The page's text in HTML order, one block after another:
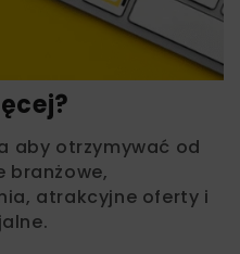
aby otrzymywać od
branżowe,
atrakcyjne oferty i